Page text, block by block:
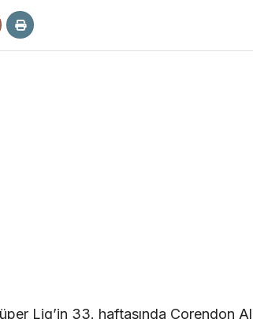
Lig’in 33. haftasında Corendon